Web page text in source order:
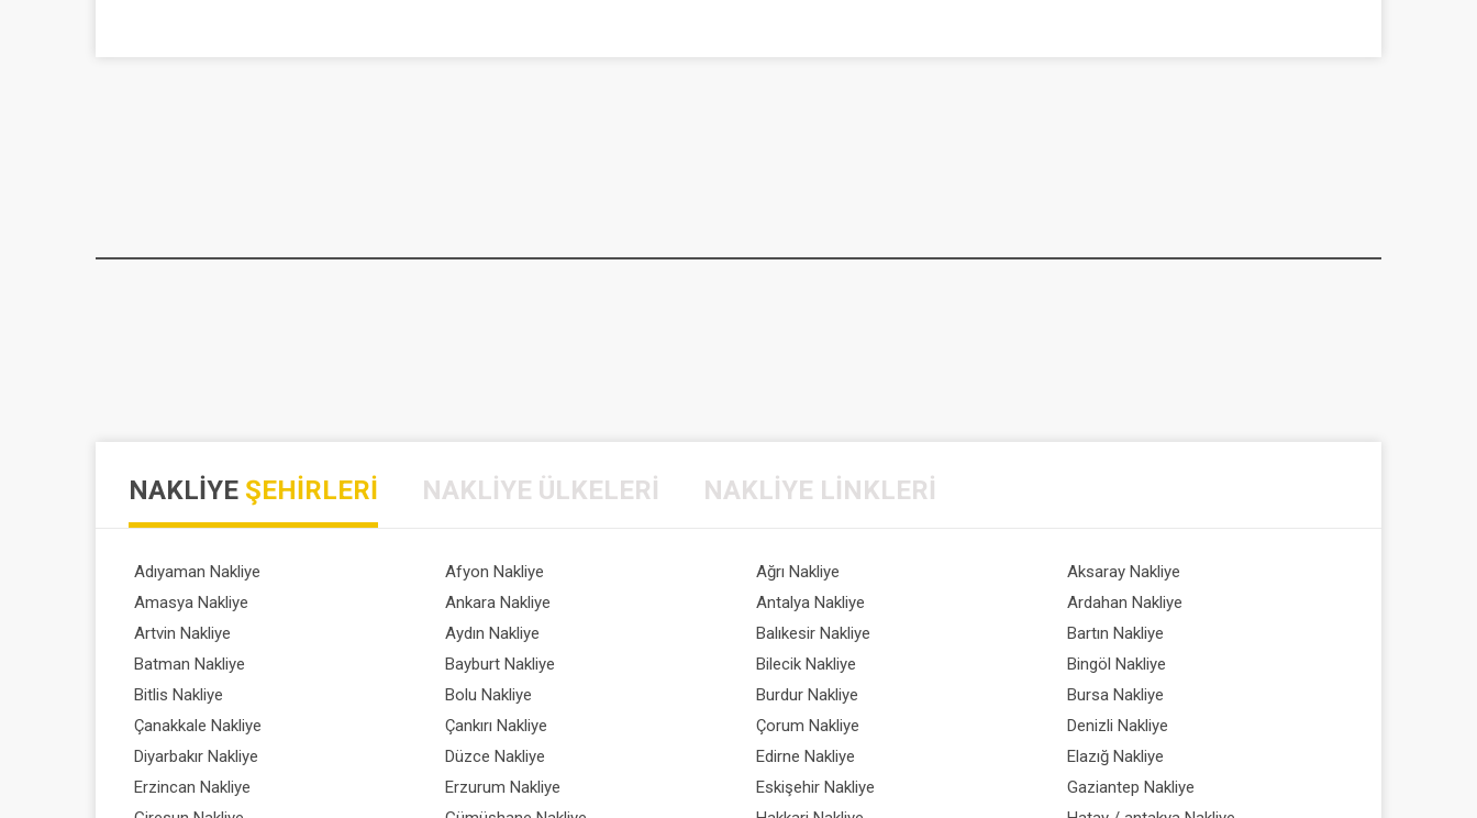
NAKLIYE ŞEHIRLERI NAKLIYE ÜLKELERI NAKLIYE LINKLERI
Adıyaman Nakliye Afyon Nakliye Ağrı Nakliye
Aksaray Nakliye
Amasya Nakliye
Ankara Nakliye Antalya Nakliye
Ardahan Nakliye
Artvin Nakliye
Aydın Nakliye Balıkesir Nakliye
Bartın Nakliye
Batman Nakliye
Bayburt Nakliye Bilecik Nakliye
Bingöl Nakliye
Bitlis Nakliye
Bolu Nakliye Burdur Nakliye
Bursa Nakliye
Çanakkale Nakliye
Çankırı Nakliye Çorum Nakliye
Denizli Nakliye
Diyarbakır Nakliye
Düzce Nakliye Edirne Nakliye
Elazığ Nakliye
Erzincan Nakliye
Erzurum Nakliye Eskişehir Nakliye
Gaziantep Nakliye